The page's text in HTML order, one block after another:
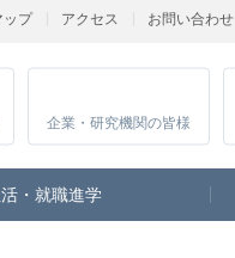
ップ アクセス お問い合わせ
企業・研究機関の皆様
・就職進学